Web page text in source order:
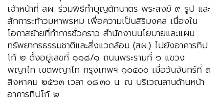
เจ้าหน้าที่ สผ. ร่วมพิธีทำบุญตักบาตร พระสงฆ์ ๙ รูป และ
สักการะท้าวมหาพรหม เพื่อความเป็นสิริมงคล เนื่องใน
โอกาสย้ายที่ทำการชั่วคราว สำนักงานนโยบายและแผน
ทรัพยากรธรรมชาติและสิ่งแวดล้อม (สผ.) ไปยังอาคารทิป
โก้ ๒ ตั้งอยู่เลขที่ ๑๑๘/๑ ถนนพระรามที่ ๖ แขวง
พญาไท เขตพญาไท กรุงเทพฯ ๑๐๔๐๐ เมื่อวันจันทร์ที่ ๓
สิงหาคม ๒๕๖๓ เวลา ๐๘.๓๐ น. ณ บริเวณลานด้านหน้า
อาคารทิปโก้ ๒